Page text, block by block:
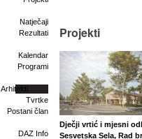
Natječaji
Rezultati
Kalendar
Programi
Arhitekti
Tvrtke
Postani član
DAZ Info
Projekti
Dječji vrtić i mjesni
Sesvetska Sela, Rad